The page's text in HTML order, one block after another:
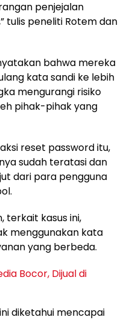
penjejalan
tulis peneliti Rotem dan
bahwa mereka
kata sandi ke lebih
mengurangi risiko
pihak-pihak yang
reset password itu,
sudah teratasi dan
dari para pengguna
terkait kasus ini,
menggunakan kata
yang berbeda.
Bocor, Dijual di
diketahui mencapai